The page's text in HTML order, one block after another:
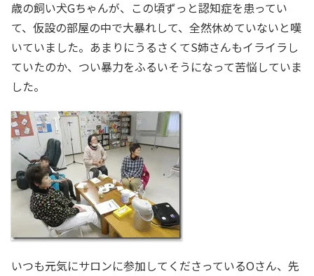
歳の飼い犬Gちゃんが、この頃ずっと認知症を患ってい
て、仮設の部屋の中で大暴れして、全然休めていないと嘆
いていました。あまりにうるさくてS姉さんもイライラし
ていたのか、つい暴力をふるいそうになって苦悩していま
した。
いつも元気にサロンに参加してくださっているOさん、先